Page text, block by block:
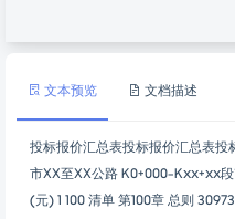
文本预览 文档描述
投标报价汇总表投标报价汇总表投
市XX至XX公路 K0+000-Kxx+xx
(元) 1 100 清单 第100章 总则